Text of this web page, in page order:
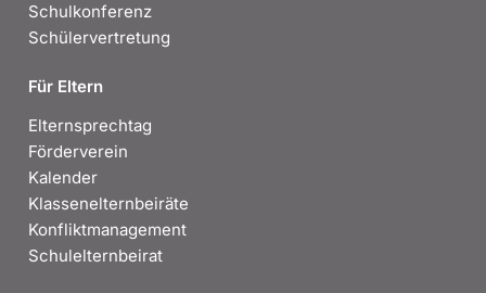
Schulkonferenz
Schülervertretung
Für Eltern
Elternsprechtag
Förderverein
Kalender
Klassenelternbeiräte
Konfliktmanagement
Schulelternbeirat